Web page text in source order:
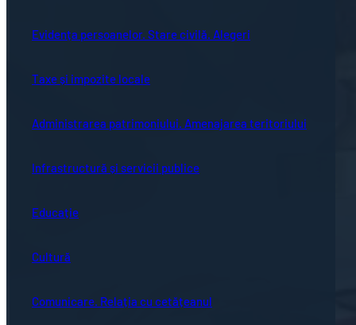
Evidența persoanelor. Stare civilă. Alegeri
Taxe și impozite locale
Administrarea patrimoniului. Amenajarea teritoriului
Infrastructură și servicii publice
Educație
Cultură
Comunicare. Relația cu cetățeanul